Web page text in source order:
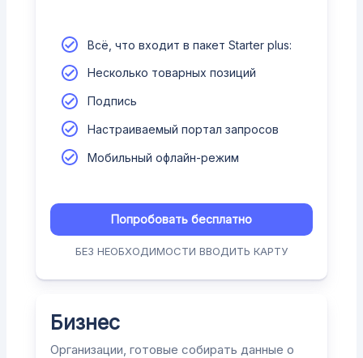
Всё, что входит в пакет Starter plus:
Несколько товарных позиций
Подпись
Настраиваемый портал запросов
Мобильный офлайн-режим
Попробовать бесплатно
БЕЗ НЕОБХОДИМОСТИ ВВОДИТЬ КАРТУ
Бизнес
Организации, готовые собирать данные о